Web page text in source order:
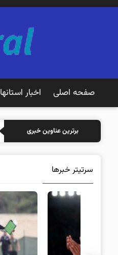
صفحه اصلی اخبار استانها
برترین عناوین خبری
سرتیتر خبرها